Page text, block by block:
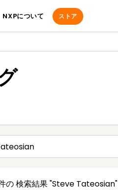
NXPについて ストア
の検索結果"Steve Tateosian"